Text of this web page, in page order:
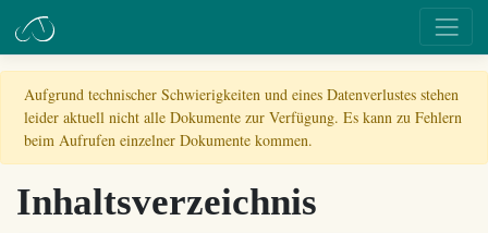
Aufgrund technischer Schwierigkeiten und eines Datenverlustes stehen
leider aktuell nicht alle Dokumente zur Verfügung. Es kann zu Fehlern
beim Aufrufen einzelner Dokumente kommen.
Inhaltsverzeichnis